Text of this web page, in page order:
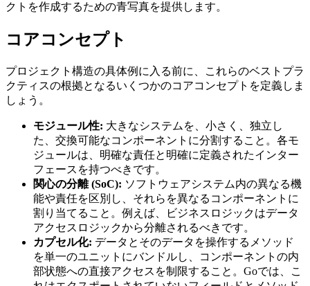
クトを作成するための青写真を提供します。
コアコンセプト
プロジェクト構造の具体例に入る前に、これらのベストプラ
クティスの根拠となるいくつかのコアコンセプトを定義しま
しょう。
モジュール性: 大きなシステムを、小さく、独立し
た、交換可能なコンポーネントに分割すること。各モ
ジュールは、明確な責任と明確に定義されたインター
フェースを持つべきです。
関心の分離 (SoC): ソフトウェアシステム内の異なる機
能や責任を区別し、それらを異なるコンポーネントに
割り当てること。例えば、ビジネスロジックはデータ
アクセスロジックから分離されるべきです。
カプセル化: データとそのデータを操作するメソッド
を単一のユニットにバンドルし、コンポーネントの内
部状態への直接アクセスを制限すること。Goでは、こ